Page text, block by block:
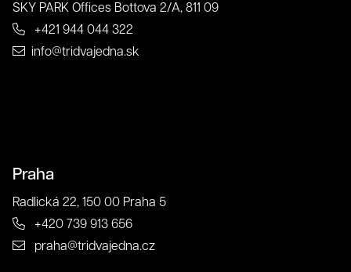
Súhlas so spracovaním osobných údajov spoločnosťou
321 CREATIVE CREW s. r. o.
Antispamová ochrana
SKY PARK Offices Bottova 2/A, 811 09
+421 944 044 322
info@tridvajedna.sk
Praha
Radlická 22, 150 00 Praha 5
+420 739 913 656
praha@tridvajedna.cz